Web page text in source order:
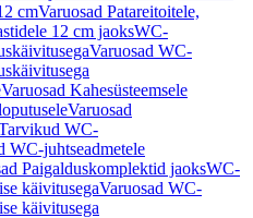
cmVaruosad Patareitoitele,
12 cm jaoksWC-
Varuosad WC-
Varuosad Kahesüsteemsele
Varuosad
WC-
WC-juhtseadmetele
Paigalduskomplektid jaoksWC-
käivitusegaVaruosad WC-
käivitusega